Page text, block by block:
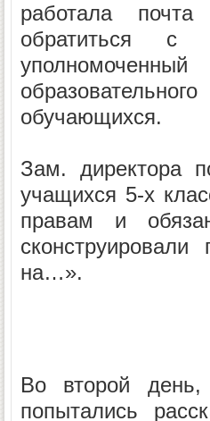
работала
обратиться с
обучающихся.
Зам. директора
учащихся 5-х
правам и
на…».
Во второй день,
попытались